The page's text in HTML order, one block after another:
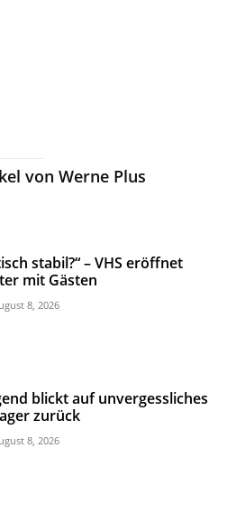
von Werne Plus
stabil?“ – VHS eröffnet
mit Gästen
8, 2026
blickt auf unvergessliches
zurück
8, 2026